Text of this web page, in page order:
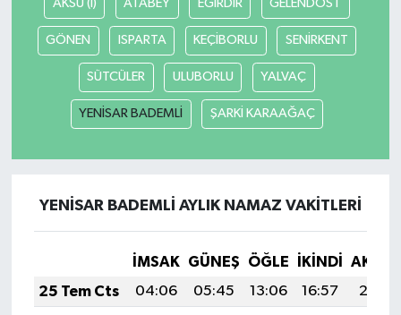
AKSU (I) ATABEY EĞİRDİR GELENDOST
GÖNEN ISPARTA KEÇİBORLU SENİRKENT
SÜTCÜLER ULUBORLU YALVAÇ
YENİSAR BADEMLİ ŞARKİ KARAAĞAÇ
YENİSAR BADEMLİ AYLIK NAMAZ VAKITLERI
İMSAK GÜNEŞ ÖĞLE İKINDI
25 Tem Cts
04:06 05:45 13:06 16:57
20:17